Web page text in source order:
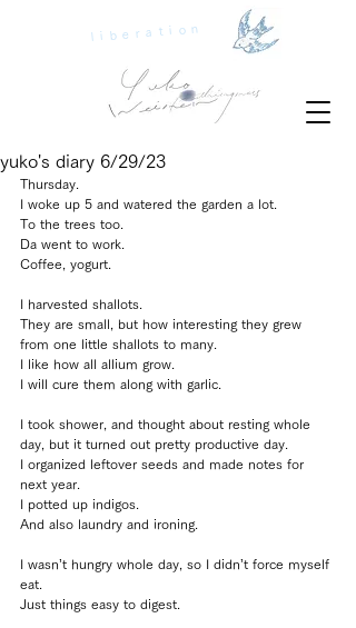
liberation
yuko's diary 6/29/23
Thursday.
I woke up 5 and watered the garden a lot.
To the trees too.
Da went to work.
Coffee, yogurt.
I harvested shallots.
They are small, but how interesting they grew
from one little shallots to many.
I like how all allium grow.
I will cure them along with garlic.
I took shower, and thought about resting whole
day, but it turned out pretty productive day.
I organized leftover seeds and made notes for
next year.
I potted up indigos.
And also laundry and ironing.
I wasn’t hungry whole day, so I didn’t force myself
eat.
Just things easy to digest.